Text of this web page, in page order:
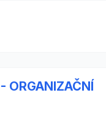
ORGANIZAČNÍ